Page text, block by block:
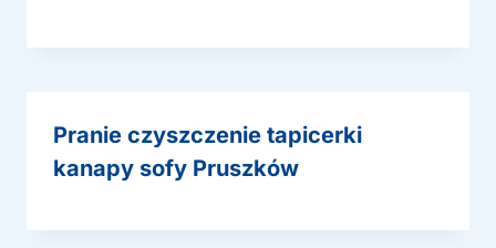
Pranie czyszczenie tapicerki
kanapy sofy Pruszków